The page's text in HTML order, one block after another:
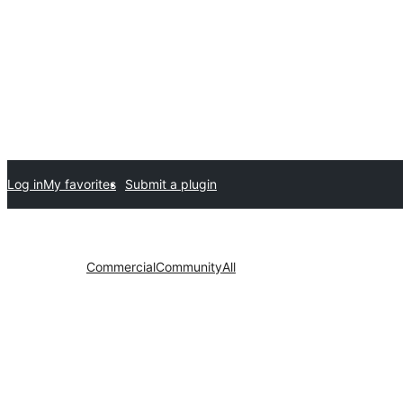
Submit a plugin
My favorites
Log in
All
Community
Commercial